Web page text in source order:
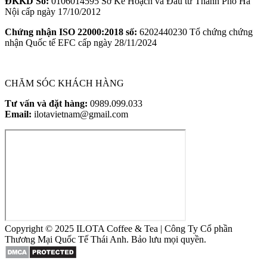
Nội cấp ngày 17/10/2012
Chứng nhận ISO 22000:2018 số: 6202440230 Tổ chứng chứng
nhận Quốc tế EFC cấp ngày 28/11/2024
CHĂM SÓC KHÁCH HÀNG
Tư vấn và đặt hàng: 0989.099.033
Email: ilotavietnam@gmail.com
Copyright © 2025 ILOTA Coffee & Tea | Công Ty Cổ phần
Thương Mại Quốc Tế Thái Anh. Bảo lưu mọi quyền.